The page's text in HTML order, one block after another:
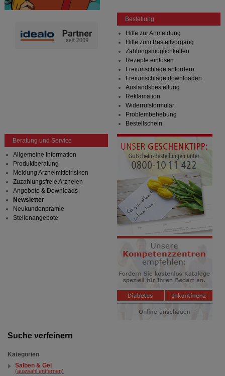
Suche verfeinern
Kategorien
Salben & Gel
(auswahl entfernen)
Bestellung
Hilfe zur Anmeldung
Hilfe zum Bestellvorgang
Zahlungsmöglichkeiten
Rezepte einlösen
Freiumschläge anfordern
Freiumschläge downloaden
Auslandsbestellung
Reklamation
Widerrufsformular
Problembehebung
Bestellschein
Beratung und Service
Allgemeine Information
Produktberatung
Meldung Arzneimittelrisiken
Zuzahlungsfreie Arzneien
Angebote & Downloads
Newsletter
Neukundenprämie
Stellenangebote